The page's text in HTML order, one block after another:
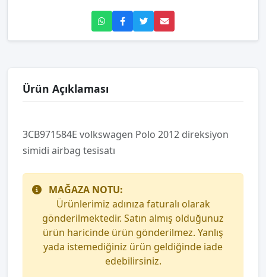
Ürün Açıklaması
3CB971584E volkswagen Polo 2012 direksiyon
simidi airbag tesisatı
MAĞAZA NOTU:
Ürünlerimiz adınıza faturalı olarak
gönderilmektedir. Satın almış olduğunuz
ürün haricinde ürün gönderilmez. Yanlış
yada istemediğiniz ürün geldiğinde iade
edebilirsiniz.